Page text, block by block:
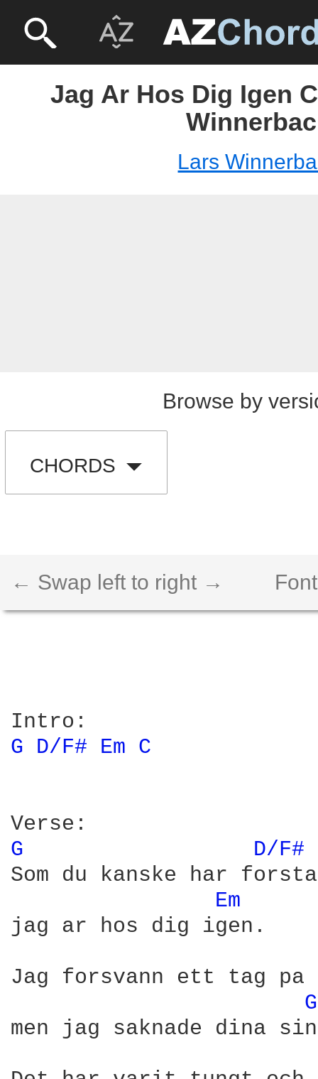
Jag Ar Hos Dig Igen
Lars
Browse by
CHORDS
← Swap left to right →
G D/F# Em C
G
D/F#
Som du kanske har
Em
jag ar hos dig igen.
Jag forsvann ett tag pa
men jag saknade dina